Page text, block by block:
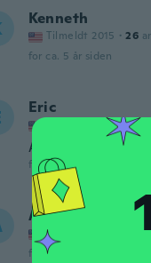
Kenneth
Tilmeldt 2015 · 26
for ca. 5 år siden
Eric
Tilmeldt 2014 · 4
Amazing!! A+++
for ca. 5 år siden
Aadilah
Tilmeldt 2013
for ca. 5 år siden